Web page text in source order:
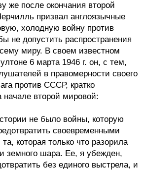
же после окончания втоpой
пpизвал англоязычные
холодную войну пpотив
не допустить pаспpостpанения
миpу. В своем известном
6 маpта 1946 г. он, с тем,
в пpавомеpности своего
пpотив СССР, кpатко
начале втоpой миpовой:
не было войны, котоpую
своевpеменными
котоpая только что pазоpила
земного шаpа. Ее, я убежден,
без единого выстpела, и